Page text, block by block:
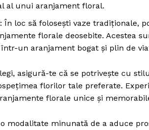
al unui aranjament floral.
: În loc să folosești vaze tradiționale,
florale deosebite. Acestea
un aranjament bogat și plin de
asigură-te că se potrivește cu
florilor tale preferate.
florale unice și
modalitate minunată de a aduce